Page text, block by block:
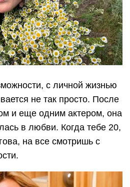
с личной жизнью
не так просто. После
и еще одним актером, она
в любви. Когда тебе 20,
на все смотришь с